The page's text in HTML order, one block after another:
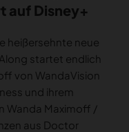
auf Disney+
heißersehnte neue
startet endlich
von WandaVision
und ihrem
Wanda Maximoff /
aus Doctor